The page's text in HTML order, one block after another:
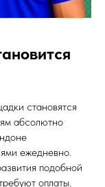
становятся
абсолютно
ежедневно.
подобной
оплаты.